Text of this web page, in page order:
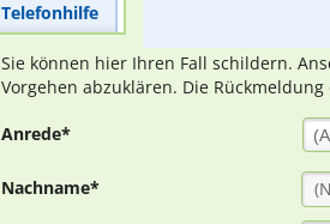
Telefonhilfe
Sie können hier Ihren Fall schildern.
Vorgehen abzuklären. Die
Anrede*
Nachname*